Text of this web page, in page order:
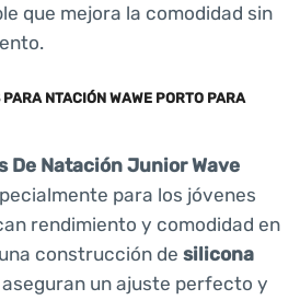
que mejora la comodidad sin
NTACIÓN WAWE PORTO PARA
De Natación Junior Wave
para los jóvenes
rendimiento y comodidad en
construcción de silicona
un ajuste perfecto y